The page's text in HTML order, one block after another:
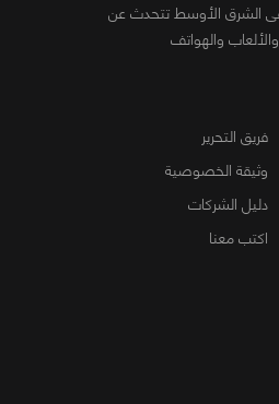
فى الشرق الأوسط تتحدث عن
والهواتف
فريق التحرير
وثيقة الخصوصية
دليل الشركات
اكتب معنا